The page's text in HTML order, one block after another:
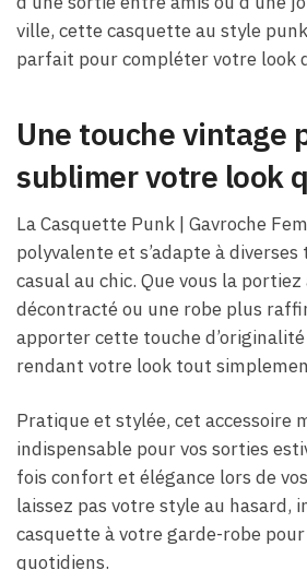
ville, cette casquette au style punk
parfait pour compléter votre look
Une touche vintage
sublimer votre look
La Casquette Punk | Gavroche
polyvalente et s’adapte à
casual au chic. Que vous la portiez
décontracté ou une robe plus
apporter cette touche
rendant votre look tout
Pratique et stylée, cet accessoire
indispensable pour vos sorties
fois confort et élégance lors de
laissez pas votre style au hasard,
casquette à votre garde-robe
quotidiens.